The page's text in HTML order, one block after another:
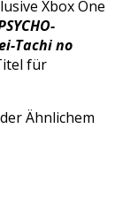
Xbox One
Tachi no
für
Ähnlichem